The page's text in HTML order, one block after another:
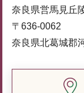
奈良県営馬見丘
〒636-0062
奈良県北葛城郡